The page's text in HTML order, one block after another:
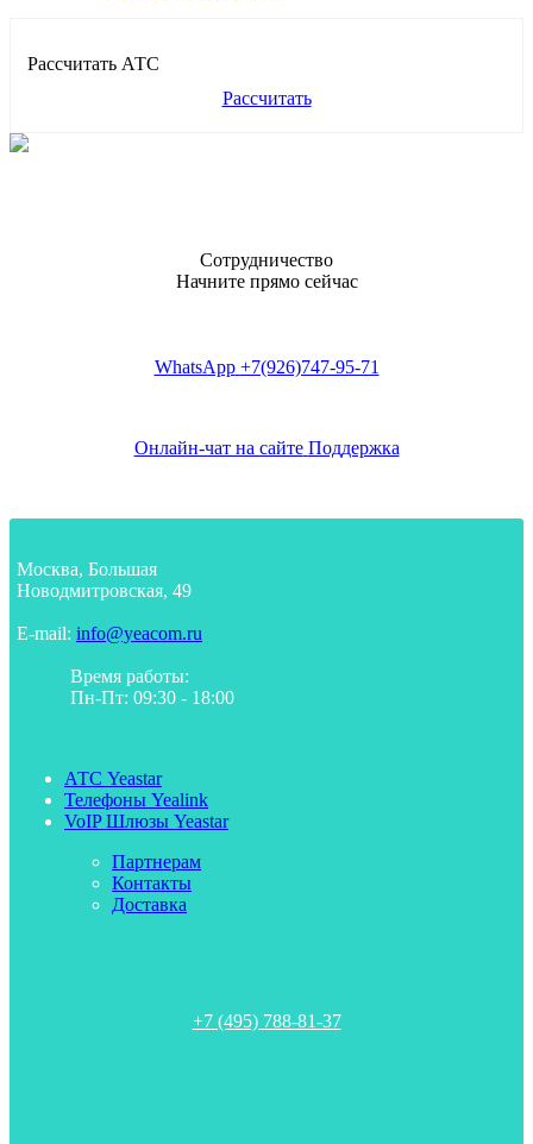
Рассчитать АТС
Рассчитать
Сотрудничество
Начните прямо сейчас
WhatsApp +7(926)747-95-71
Онлайн-чат на сайте Поддержка
Москва, Большая
Новодмитровская, 49
E-mail: info@yeacom.ru
Время работы:
Пн-Пт: 09:30 - 18:00
АТС Yeastar
Телефоны Yealink
VoIP Шлюзы Yeastar
Партнерам
Контакты
Доставка
+7 (495) 788-81-37